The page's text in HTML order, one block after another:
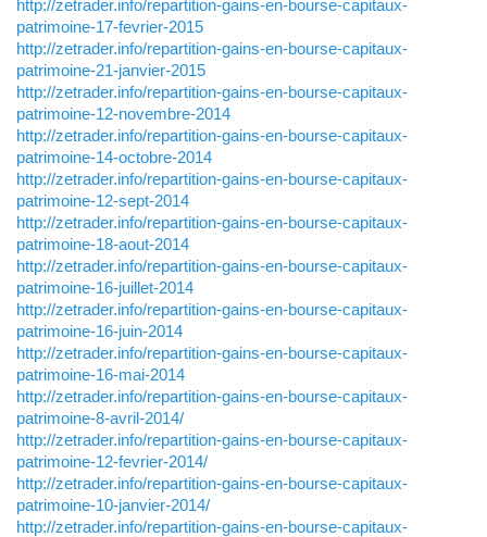
http://zetrader.info/repartition-gains-en-bourse-capitaux-
patrimoine-17-fevrier-2015
http://zetrader.info/repartition-gains-en-bourse-capitaux-
patrimoine-21-janvier-2015
http://zetrader.info/repartition-gains-en-bourse-capitaux-
patrimoine-12-novembre-2014
http://zetrader.info/repartition-gains-en-bourse-capitaux-
patrimoine-14-octobre-2014
http://zetrader.info/repartition-gains-en-bourse-capitaux-
patrimoine-12-sept-2014
http://zetrader.info/repartition-gains-en-bourse-capitaux-
patrimoine-18-aout-2014
http://zetrader.info/repartition-gains-en-bourse-capitaux-
patrimoine-16-juillet-2014
http://zetrader.info/repartition-gains-en-bourse-capitaux-
patrimoine-16-juin-2014
http://zetrader.info/repartition-gains-en-bourse-capitaux-
patrimoine-16-mai-2014
http://zetrader.info/repartition-gains-en-bourse-capitaux-
patrimoine-8-avril-2014/
http://zetrader.info/repartition-gains-en-bourse-capitaux-
patrimoine-12-fevrier-2014/
http://zetrader.info/repartition-gains-en-bourse-capitaux-
patrimoine-10-janvier-2014/
http://zetrader.info/repartition-gains-en-bourse-capitaux-